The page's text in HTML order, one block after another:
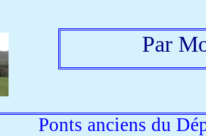
Par
Ponts anciens du